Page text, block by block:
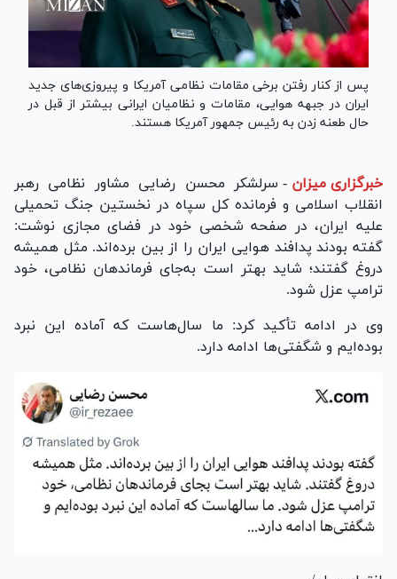
پس از کنار رفتن برخی مقامات نظامی آمریکا و پیروزی‌های جدید
ایران در جبهه هوایی، مقامات و نظامیان ایرانی بیشتر از قبل در
حال طعنه زدن به رئیس جمهور آمریکا هستند.
خبرگزاری میزان - سرلشکر محسن رضایی مشاور نظامی رهبر
انقلاب اسلامی و فرمانده کل سپاه در نخستین جنگ تحمیلی
علیه ایران، در صفحه شخصی خود در فضای مجازی نوشت:
گفته بودند پدافند هوایی ایران را از بین برده‌اند. مثل همیشه
دروغ گفتند؛ شاید بهتر است به‌جای فرماندهان نظامی، خود
ترامپ عزل شود.
وی در ادامه تأکید کرد: ما سال‌هاست که آماده این نبرد
بوده‌ایم و شگفتی‌ها ادامه دارد.